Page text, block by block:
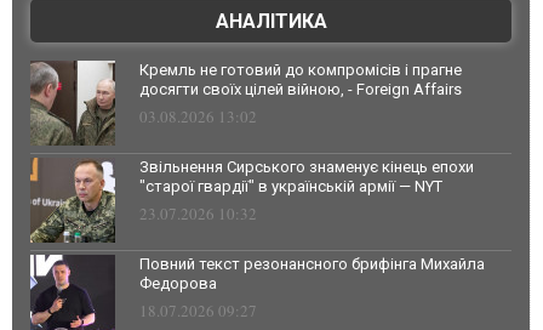
АНАЛІТИКА
Кремль не готовий до компромісів і прагне
досягти своїх цілей війною, - Foreign Affairs
03.08.2026 13:02
Звільнення Сирського знаменує кінець епохи
"старої гвардії" в українській армії — NYT
23.07.2026 10:32
Повний текст резонансного брифінга Михайла
Федорова
18.07.2026 09:27